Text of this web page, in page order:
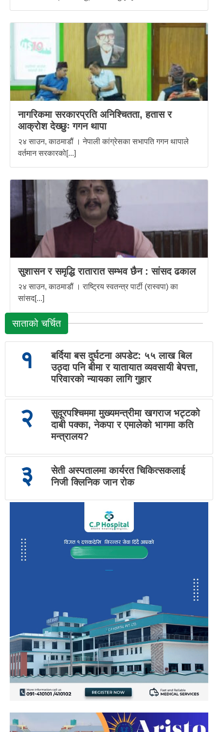
नागरिकमा सरकारप्रति अनिश्चितता, हतास र
आक्रोश देख्छुः गगन थापा
२४ साउन, काठमाडौं । नेपाली कांग्रेसका सभापति गगन थापाले
वर्तमान सरकारको[...]
सुशासन र समृद्धि रातारात सम्भव छैन : सांसद ढकाल
२४ साउन, काठमाडौं । राष्ट्रिय स्वतन्त्र पार्टी (रास्वपा) का
सांसद[...]
साताको चर्चित
१
बर्दिया बस दुर्घटना अपडेट: ५५ लाख बिल
उठ्दा पनि बीमा र यातायात व्यवसायी बेपत्ता,
परिवारको न्यायका लागि गुहार
२
सुदूरपश्चिममा मुख्यमन्त्रीमा खगराज भट्टको
दाबी पक्का, नेकपा र एमालेको भागमा कति
मन्त्रालय?
३
सेती अस्पतालमा कार्यरत चिकित्सकलाई
निजी क्लिनिक जान रोक